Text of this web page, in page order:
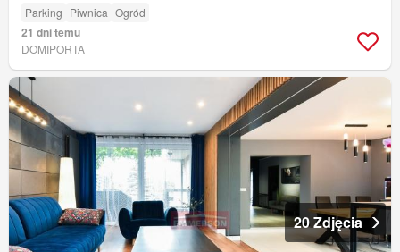
Parking Piwnica Ogród
21 dni temu
DOMIPORTA
20 Zdjęcia